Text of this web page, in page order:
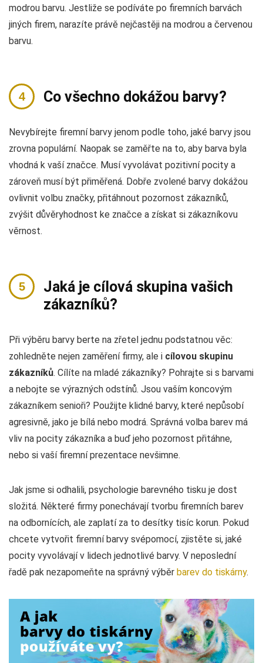
modrou barvu. Jestliže se podíváte po firemních barvách
jiných firem, narazíte právě nejčastěji na modrou a červenou
barvu.
Co všechno dokážou barvy?
Nevybírejte firemní barvy jenom podle toho, jaké barvy jsou
zrovna populární. Naopak se zaměřte na to, aby barva byla
vhodná k vaší značce. Musí vyvolávat pozitivní pocity a
zároveň musí být přiměřená. Dobře zvolené barvy dokážou
ovlivnit volbu značky, přitáhnout pozornost zákazníků,
zvýšit důvěryhodnost ke značce a získat si zákazníkovu
věrnost.
Jaká je cílová skupina vašich
zákazníků?
Při výběru barvy berte na zřetel jednu podstatnou věc:
zohledněte nejen zaměření firmy, ale i cílovou skupinu
zákazníků. Cílíte na mladé zákazníky? Pohrajte si s barvami
a nebojte se výrazných odstínů. Jsou vaším koncovým
zákazníkem senioři? Použijte klidné barvy, které nepůsobí
agresivně, jako je bílá nebo modrá. Správná volba barev má
vliv na pocity zákazníka a buď jeho pozornost přitáhne,
nebo si vaší firemní prezentace nevšimne.
Jak jsme si odhalili, psychologie barevného tisku je dost
složitá. Některé firmy ponechávají tvorbu firemních barev
na odbornících, ale zaplatí za to desítky tisíc korun. Pokud
chcete vytvořit firemní barvy svépomocí, zjistěte si, jaké
pocity vyvolávají v lidech jednotlivé barvy. V neposlední
řadě pak nezapomeňte na správný výběr barev do tiskárny.